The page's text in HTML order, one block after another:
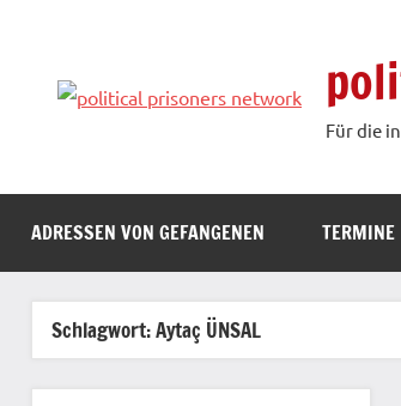
springen
Für die
ADRESSEN VON GEFANGENEN TERMINE
Schlagwort:Aytaç ÜNSAL